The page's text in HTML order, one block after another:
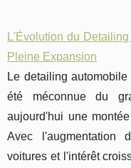
L'Évolution du
Pleine Expansion
Le detailing
été méconnue du
aujourd'hui une
Avec l'augmentation
voitures et l'intérêt